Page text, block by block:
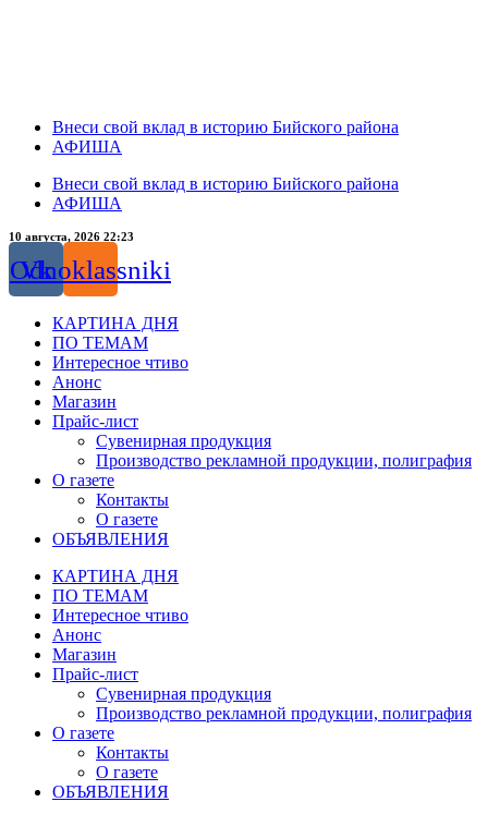
Внеси свой вклад в историю Бийского района
АФИША
Внеси свой вклад в историю Бийского района
АФИША
10 августа, 2026 22:23
Vk
Odnoklassniki
КАРТИНА ДНЯ
ПО ТЕМАМ
Интересное чтиво
Анонс
Магазин
Прайс-лист
Сувенирная продукция
Производство рекламной продукции, полиграфия
О газете
Контакты
О газете
ОБЪЯВЛЕНИЯ
КАРТИНА ДНЯ
ПО ТЕМАМ
Интересное чтиво
Анонс
Магазин
Прайс-лист
Сувенирная продукция
Производство рекламной продукции, полиграфия
О газете
Контакты
О газете
ОБЪЯВЛЕНИЯ